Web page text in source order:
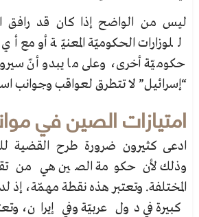
ليس من الواضح إذا كان قد رافق
للوزارات الحكوميّة المعنيّة أو
حكوميّة أخرى، وعلى ما يبدو أنّ
“إسرائيل” لا تتطرق لعواقب وجوانب
امتيازات الصين في
ادعى كثيرون ضرورة طرح القضية
وذلك لأن حكومة الصين هي من
المختلفة. وتعتبر هذه نقطة مهمّة، إذ
كبيرة في دول عربيّة وفي إيران،